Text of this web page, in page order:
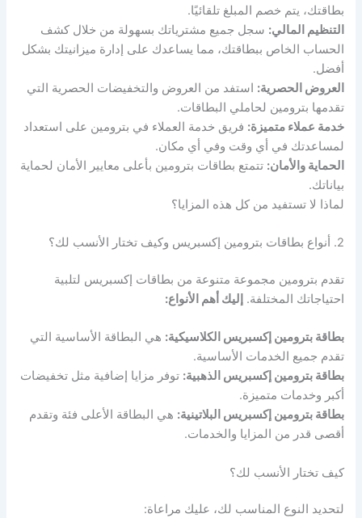
بطاقتك، يتم خصم المبلغ تلقائيًا.
التنظيم المالي: سجل جميع مشترياتك بسهولة من خلال كشف
الحساب الخاص ببطاقتك، مما يساعدك على إدارة ميزانيتك بشكل
أفضل.
العروض الحصرية: استفد من العروض والتخفيضات الحصرية التي
تقدمها بترومين لحاملي البطاقات.
خدمة عملاء متميزة: فريق خدمة العملاء في بترومين على استعداد
لمساعدتك في أي وقت وفي أي مكان.
الحماية والأمان: تتمتع بطاقات بترومين بأعلى معايير الأمان لحماية
بياناتك.
لماذا لا تستفيد من كل هذه المزايا؟
2. أنواع بطاقات بترومين إكسبريس وكيف تختار الأنسب لك؟
تقدم بترومين مجموعة متنوعة من بطاقات إكسبريس لتلبية
احتياجاتك المختلفة.إليك أهم الأنواع:
بطاقة بترومين إكسبريس الكلاسيكية: هي البطاقة الأساسية التي
تقدم جميع الخدمات الأساسية.
بطاقة بترومين إكسبريس الذهبية: توفر مزايا إضافية مثل تخفيضات
أكبر وخدمات متميزة.
بطاقة بترومين إكسبريس البلاتينية: هي البطاقة الأعلى فئة وتقدم
أقصى قدر من المزايا والخدمات.
كيف تختار الأنسب لك؟
لتحديد النوع المناسب لك، عليك مراعاة: